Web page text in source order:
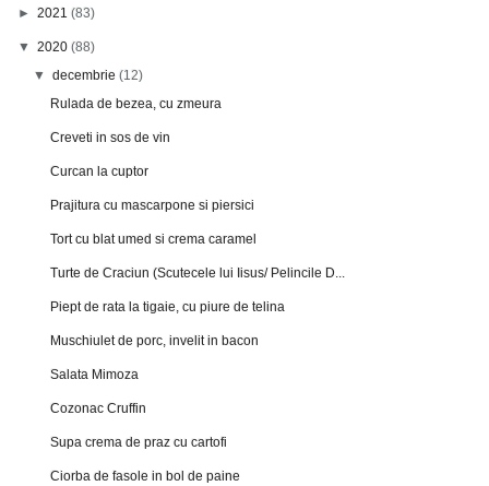
► 2021 (83)
▼ 2020 (88)
▼decembrie(12)
Rulada de bezea, cu zmeura
Creveti in sos de vin
Curcan la cuptor
Prajitura cu mascarpone si piersici
Tort cu blat umed si crema caramel
Turte de Craciun (Scutecele lui Iisus/ Pelincile D...
Piept de rata la tigaie, cu piure de telina
Muschiulet de porc, invelit in bacon
Salata Mimoza
Cozonac Cruffin
Supa crema de praz cu cartofi
Ciorba de fasole in bol de paine